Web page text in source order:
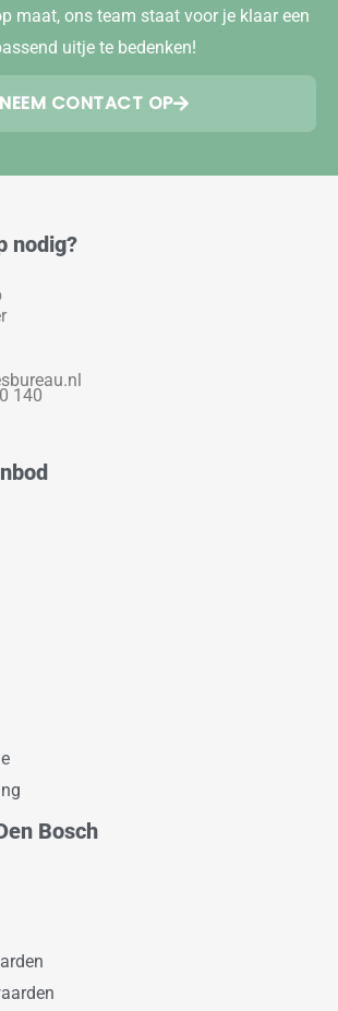
maat, ons team staat voor je klaar een
uitje te bedenken!
NEEM CONTACT OP
nodig?
140
Bosch